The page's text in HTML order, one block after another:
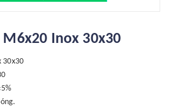
Inox 30x30
30x30